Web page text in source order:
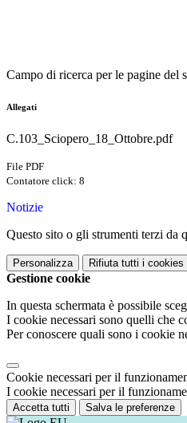
Campo di ricerca per le pagine del
Allegati
C.103_Sciopero_18_Ottobre.pdf
File PDF
Contatore click: 8
Notizie
Questo sito o gli strumenti terzi da
Personalizza Rifiuta tutti i cookies
Gestione cookie
In questa schermata è possibile
I cookie necessari sono quelli che
Per conoscere quali sono i cookie
Cookie necessari per il
I cookie necessari per il
Accetta tutti Salva le preferenze